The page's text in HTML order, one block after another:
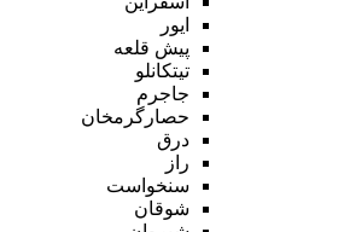
ایور
پیش قلعه
تیتکانلو
جاجرم
حصارگرمخان
درق
راز
سنخواست
شوقان